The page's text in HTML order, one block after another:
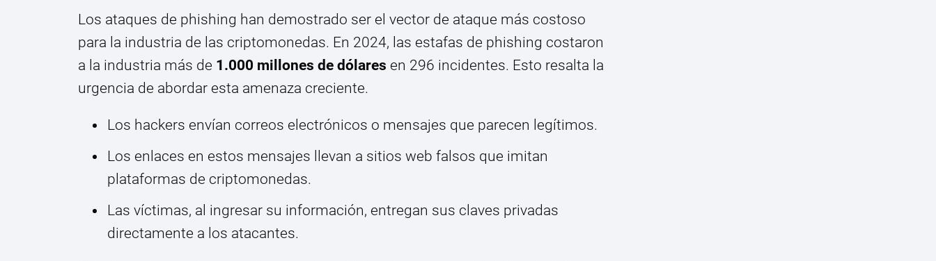
Los ataques de phishing han demostrado ser el vector de ataque más costoso
para la industria de las criptomonedas. En 2024, las estafas de phishing costaron
a la industria más de 1.000 millones de dólares en 296 incidentes. Esto resalta la
urgencia de abordar esta amenaza creciente.
Los hackers envían correos electrónicos o mensajes que parecen legítimos.
Los enlaces en estos mensajes llevan a sitios web falsos que imitan
plataformas de criptomonedas.
Las víctimas, al ingresar su información, entregan sus claves privadas
directamente a los atacantes.